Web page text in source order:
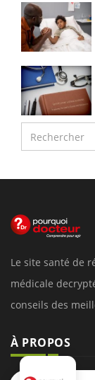
Le site santé de
médicale
conseils des
À PROPOS